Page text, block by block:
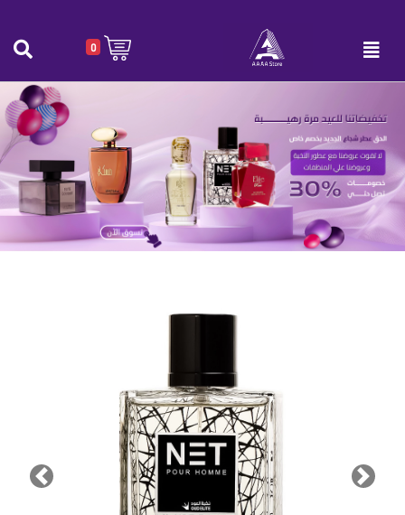
0
عطر نت للجنسين 100 مل -NET الرئيسية | عطر نت للجنسين 100 مل -NET
Next